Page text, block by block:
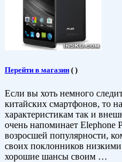
Перейти в магазин ( )
Если вы хоть немного
китайских смартфонов, то
характеристикам так и
очень напоминает Elephone
возросшей популярности,
своих поклонников
хорошие шансы своим …